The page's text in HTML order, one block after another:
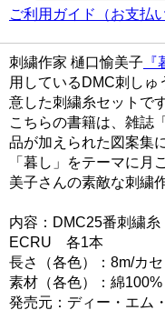
ご利用ガイド（お支払
刺繍作家 樋口愉美子
用しているDMC刺しゅ
意した刺繍糸セットです
こちらの書籍は、雑誌
品が加えられた図案集
「暮し」をテーマに月
美子さんの素敵な刺繍
内容：DMC25番刺繍
ECRU 各1本
長さ（各色）：8m/カセ
素材（各色）：綿100%
発売元：ディー・エム